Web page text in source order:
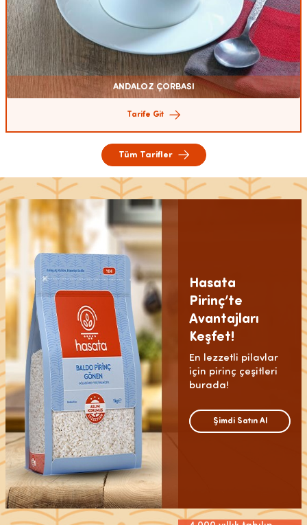
ANDALOZ ÇORBASI
Tarife Git
Tüm Tarifler
Hasata
Pirinç’te
Avantajları
Keşfet!
En lezzetli pilavlar
için pirinç çeşitleri
burada!
Şimdi Satın Al
Sofralar İçin